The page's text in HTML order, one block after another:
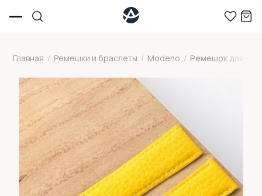
Главная / Ремешки и браслеты / Modeno / Ремешок для